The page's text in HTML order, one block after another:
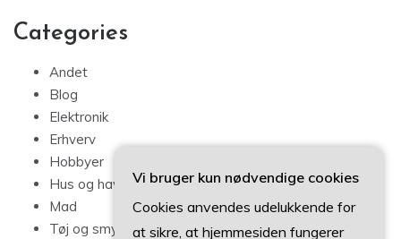
Categories
Andet
Blog
Elektronik
Erhverv
Hobbyer
Hus og have
Mad
Tøj og smykker
Vi bruger kun nødvendige cookies
Cookies anvendes udelukkende for
at sikre, at hjemmesiden fungerer